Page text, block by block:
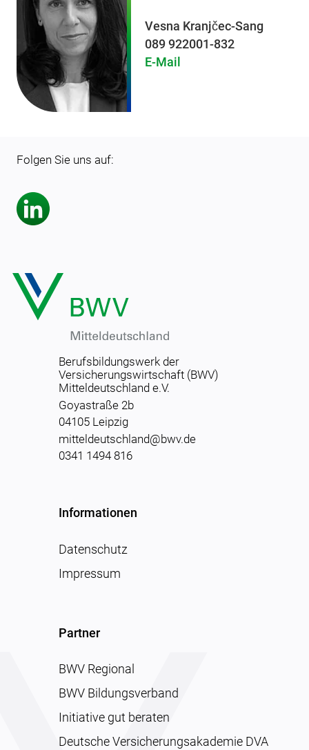
Vesna Kranjčec-Sang
089 922001-832
E-Mail
Folgen Sie uns auf:
Berufsbildungswerk der
Versicherungswirtschaft (BWV)
Mitteldeutschland e.V.
Goyastraße 2b
04105 Leipzig
mitteldeutschland@bwv.de
0341 1494 816
Informationen
Datenschutz
Impressum
Partner
BWV Regional
BWV Bildungsverband
Initiative gut beraten
Deutsche Versicherungsakademie DVA